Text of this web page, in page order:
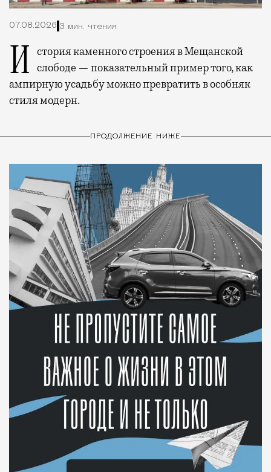
07.08.2026 3 мин. чтения
История каменного строения в Мещанской слободе — показательный пример того, как
ампирную усадьбу можно превратить в особняк
стиля модерн.
ПРОДОЛЖЕНИЕ НИЖЕ